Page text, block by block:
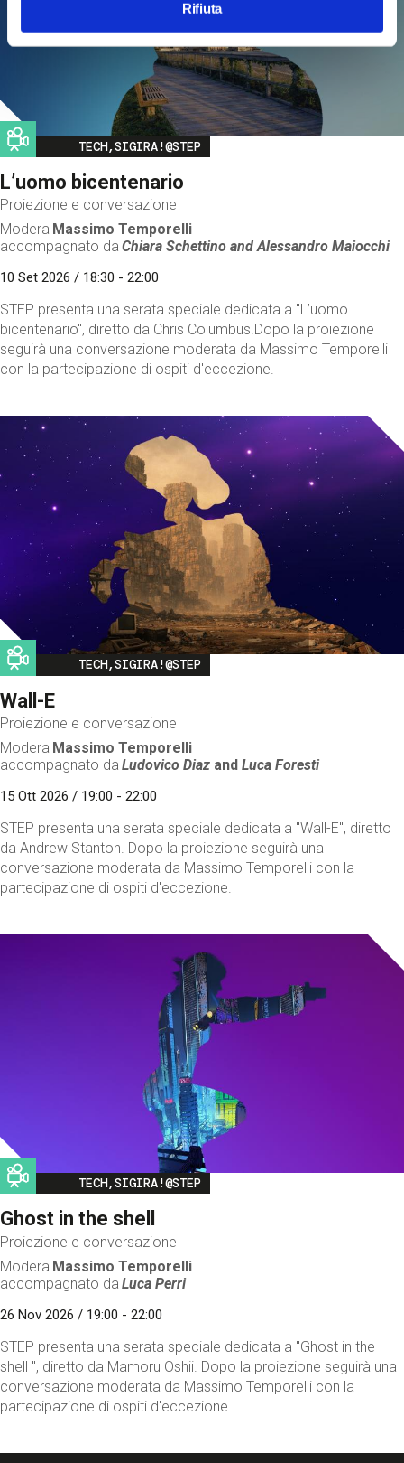
Rifiuta
Image
TECH,SIGIRA!@STEP
L’uomo bicentenario
Proiezione e conversazione
Modera Massimo Temporelli
accompagnato da Chiara Schettino andAlessandro Maiocchi
10 Set 2026 / 18:30 - 22:00
STEP presenta una serata speciale dedicata a "L’uomo
bicentenario", diretto da Chris Columbus.Dopo la proiezione
seguirà una conversazione moderata da Massimo Temporelli
con la partecipazione di ospiti d'eccezione.
Image
TECH,SIGIRA!@STEP
Wall-E
Proiezione e conversazione
Modera Massimo Temporelli
accompagnato da Ludovico Diaz andLuca Foresti
15 Ott 2026 / 19:00 - 22:00
STEP presenta una serata speciale dedicata a "Wall-E", diretto
da Andrew Stanton. Dopo la proiezione seguirà una
conversazione moderata da Massimo Temporelli con la
partecipazione di ospiti d'eccezione.
Image
TECH,SIGIRA!@STEP
Ghost in the shell
Proiezione e conversazione
Modera Massimo Temporelli
accompagnato da Luca Perri
26 Nov 2026 / 19:00 - 22:00
STEP presenta una serata speciale dedicata a "Ghost in the
shell ", diretto da Mamoru Oshii. Dopo la proiezione seguirà una
conversazione moderata da Massimo Temporelli con la
partecipazione di ospiti d'eccezione.